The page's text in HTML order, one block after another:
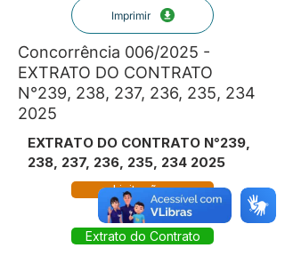
Imprimir
Concorrência 006/2025 -
EXTRATO DO CONTRATO
N°239, 238, 237, 236, 235, 234
2025
EXTRATO DO CONTRATO N°239,
238, 237, 236, 235, 234 2025
Licitações
Extrato do Contrato